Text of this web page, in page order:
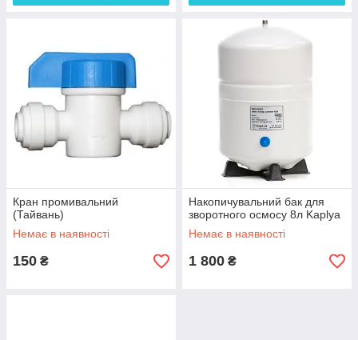
Кран промивальний
(Тайвань)
Немає в наявності
150 ₴
Накопичувальний бак для
зворотного осмосу 8л Kaplya
Немає в наявності
1 800 ₴